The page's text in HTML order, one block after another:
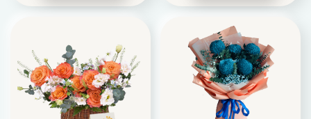
Sự trong sáng và đẹp đẽ